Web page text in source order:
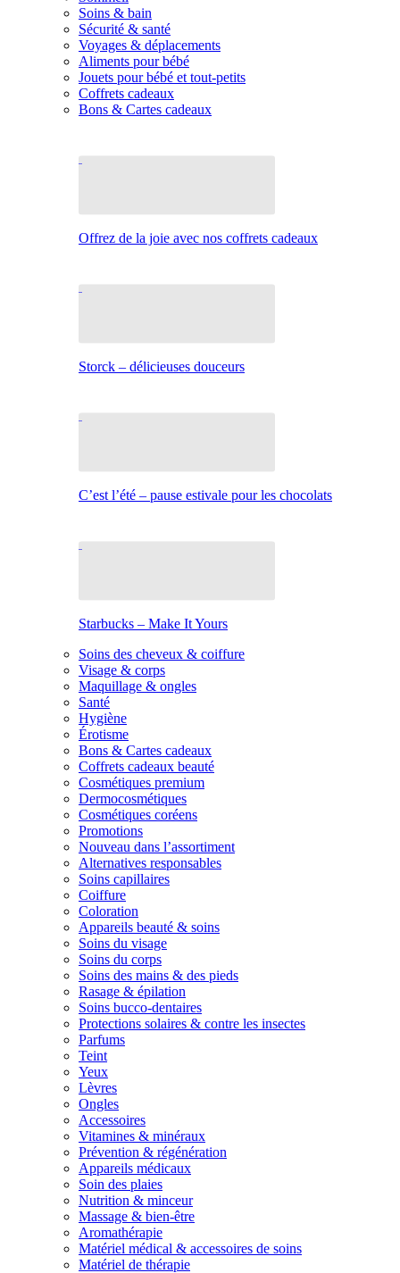
Soins & bain
Sécurité & santé
Voyages & déplacements
Aliments pour bébé
Jouets pour bébé et tout-petits
Coffrets cadeaux
Bons & Cartes cadeaux
Offrez de la joie avec nos coffrets cadeaux
Storck – délicieuses douceurs
C’est l’été – pause estivale pour les chocolats
Starbucks – Make It Yours
Soins des cheveux & coiffure
Visage & corps
Maquillage & ongles
Santé
Hygiène
Érotisme
Bons & Cartes cadeaux
Coffrets cadeaux beauté
Cosmétiques premium
Dermocosmétiques
Cosmétiques coréens
Promotions
Nouveau dans l’assortiment
Alternatives responsables
Soins capillaires
Coiffure
Coloration
Appareils beauté & soins
Soins du visage
Soins du corps
Soins des mains & des pieds
Rasage & épilation
Soins bucco-dentaires
Protections solaires & contre les insectes
Parfums
Teint
Yeux
Lèvres
Ongles
Accessoires
Vitamines & minéraux
Prévention & régénération
Appareils médicaux
Soin des plaies
Nutrition & minceur
Massage & bien-être
Aromathérapie
Matériel médical & accessoires de soins
Matériel de thérapie